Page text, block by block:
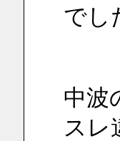
でし
中波
スレ